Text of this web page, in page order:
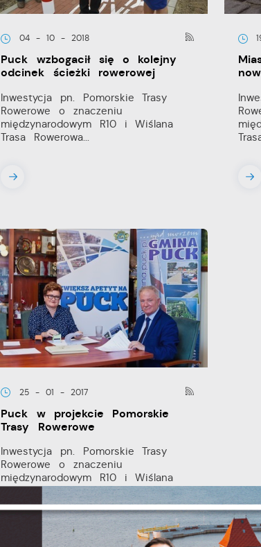
04 - 10 - 2018
Puck wzbogacił się o kolejny
odcinek ścieżki rowerowej
Inwestycja pn. Pomorskie Trasy
Rowerowe o znaczeniu
międzynarodowym R10 i Wiślana
Trasa Rowerowa...
25 - 01 - 2017
Puck w projekcie Pomorskie
Trasy Rowerowe
Inwestycja pn. Pomorskie Trasy
Rowerowe o znaczeniu
międzynarodowym R10 i Wiślana
Trasa Rowerowa...
Ustawienia
Szanujemy Twoją prywatność. Możesz
zaakceptować je wszystkie. W dowolnym
swoich ustawień.